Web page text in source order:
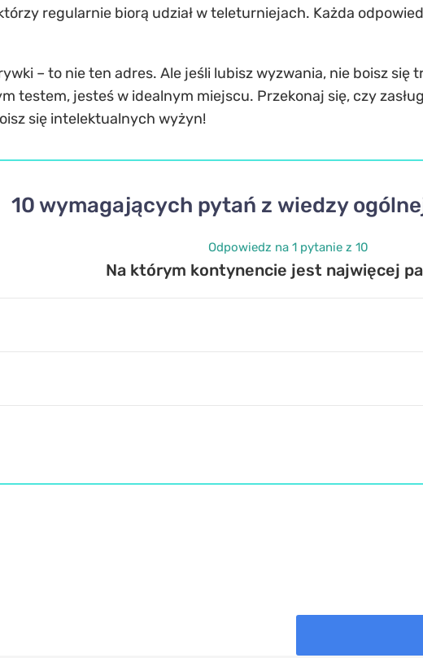
regularnie biorą udział w teleturniejach. Każda
– to nie ten adres. Ale jeśli lubisz wyzwania, nie boisz
testem, jesteś w idealnym miejscu. Przekonaj się, czy
się intelektualnych wyżyn!
10 wymagających pytań z wiedzy
Odpowiedz na 1 pytanie z 10
Na którym kontynencie jest najwięcej